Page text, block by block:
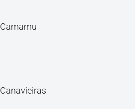
Camamu
Canavieiras